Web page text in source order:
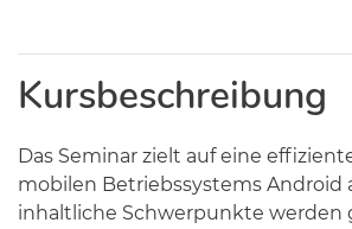
Kursbeschreibung
Das Seminar zielt auf eine
mobilen Betriebssystems Android
inhaltliche Schwerpunkte werden